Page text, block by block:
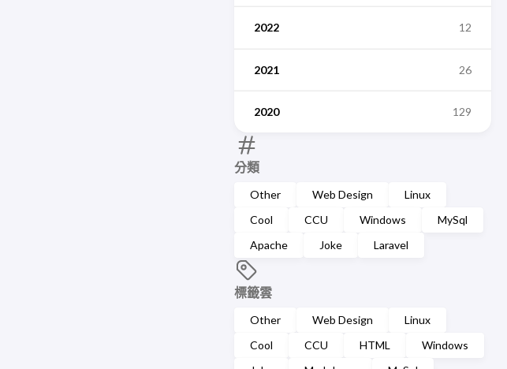
2022 12
2021 26
2020 129
分類
Other Web Design
Linux
Cool
CCU Windows
MySql
Apache
Joke Laravel
標籤雲
Other Web Design
Linux
Cool
CCU HTML
Windows